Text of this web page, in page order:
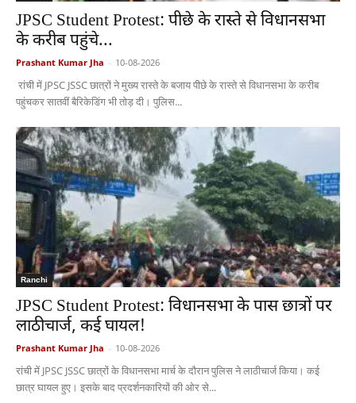
JPSC Student Protest: पीछे के रास्ते से विधानसभा
के करीब पहुंचे...
Prashant Kumar Jha - 10-08-2026
रांची में JPSC JSSC छात्रों ने मुख्य रास्ते के बजाय पीछे के रास्ते से विधानसभा के करीब
पहुंचकर सातवीं बैरिकेडिंग भी तोड़ दी। पुलिस...
Ranchi
JPSC Student Protest: विधानसभा के पास छात्रों पर
लाठीचार्ज, कई घायल!
Prashant Kumar Jha - 10-08-2026
रांची में JPSC JSSC छात्रों के विधानसभा मार्च के दौरान पुलिस ने लाठीचार्ज किया। कई
छात्र घायल हुए। इसके बाद प्रदर्शनकारियों की ओर से...